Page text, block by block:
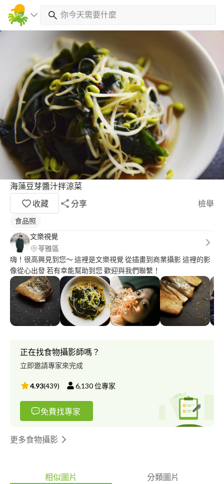
海藻豆芽醬汁拌涼菜
收藏
分享 檢舉
食品照
文樂視覺
苓雅區
嗨！很高興見到您～ 這裡是文樂視覺 從插畫到商業攝影 這裡的影
像從心出發 若有幸能幫助到您 歡迎與我們聯繫！
正在找食物攝影師嗎？
立即邀請專家來完成
4.93(439) 6,130位專家
免費找專家
更多食物攝影
相似圖片 分類圖片